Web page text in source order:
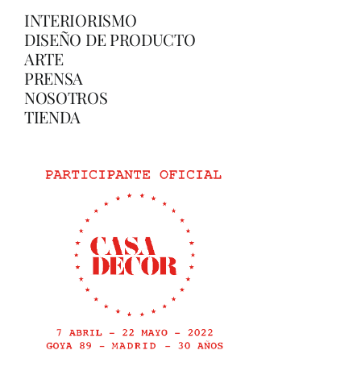
INTERIORISMO
DISEÑO DE PRODUCTO
ARTE
PRENSA
NOSOTROS
TIENDA